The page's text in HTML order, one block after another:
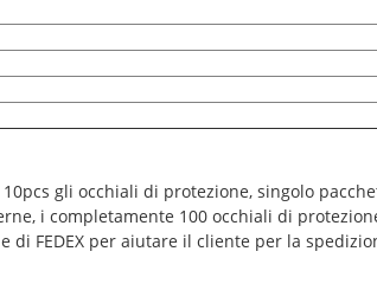
gli occhiali di protezione, singolo
i completamente 100 occhiali di
di FEDEX per aiutare il cliente per la